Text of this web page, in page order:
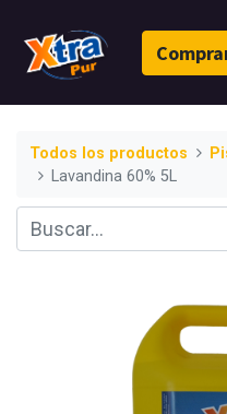
Todos los productos
Lavandina 60% 5L